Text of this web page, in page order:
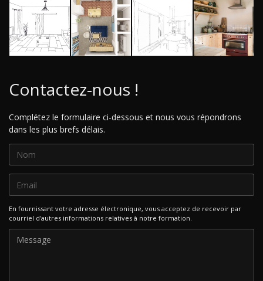
Contactez-nous !
Complétez le formulaire ci-dessous et nous vous répondrons
dans les plus brefs délais.
En fournissant votre adresse électronique, vous acceptez de recevoir par
courriel d'autres informations relatives à notre formation.